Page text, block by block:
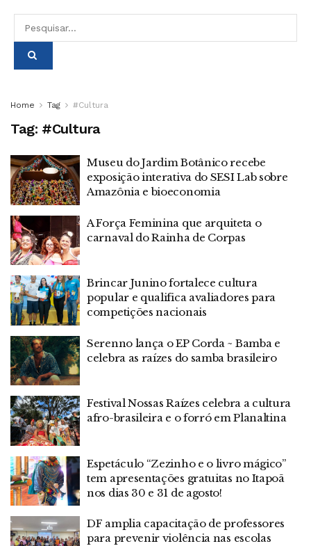
Home Tag #Cultura
Tag: #Cultura
Museu do Jardim Botânico recebe
exposição interativa do SESI Lab sobre
Amazônia e bioeconomia
A Força Feminina que arquiteta o
carnaval do Rainha de Corpas
Brincar Junino fortalece cultura
popular e qualifica avaliadores para
competições nacionais
Serenno lança o EP Corda ~ Bamba e
celebra as raízes do samba brasileiro
Festival Nossas Raízes celebra a cultura
afro-brasileira e o forró em Planaltina
Espetáculo “Zezinho e o livro mágico”
tem apresentações gratuitas no Itapoã
nos dias 30 e 31 de agosto!
DF amplia capacitação de professores
para prevenir violência nas escolas